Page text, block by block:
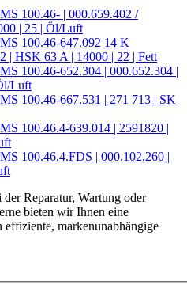
100.46- | 000.659.402 /
| 25 | Öl/Luft
100.46-647.092 14 K
| HSK 63 A | 14000 | 22 | Fett
100.46-652.304 | 000.652.304 |
Luft
100.46-667.531 | 271 713 | SK
100.46.4-639.014 | 2591820 |
100.46.4.FDS | 000.102.260 |
Reparatur, Wartung oder
bieten wir Ihnen eine
markenunabhängige